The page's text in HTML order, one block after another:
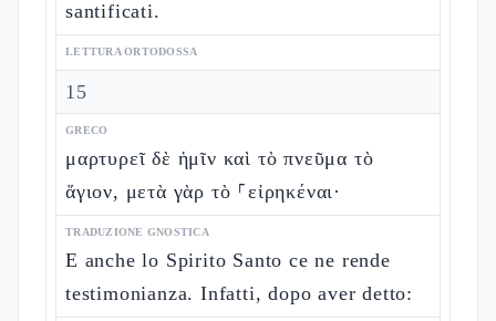
santificati.
LETTURA ORTODOSSA
15
GRECO
μαρτυρεῖ δὲ ἡμῖν καὶ τὸ πνεῦμα τὸ
ἅγιον, μετὰ γὰρ τὸ ⸀εἰρηκέναι·
TRADUZIONE GNOSTICA
E anche lo Spirito Santo ce ne rende
testimonianza. Infatti, dopo aver detto: